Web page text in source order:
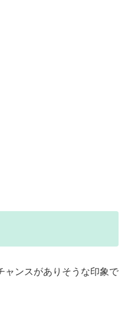
ャンスがありそうな印象で